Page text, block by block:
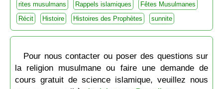
rites musulmans
Rappels islamiques
Fêtes Musulmanes
Récit
Histoire Histoires des Prophètes sunnite
Pour nous contacter ou poser des questions sur
la religion musulmane ou faire une demande de
cours gratuit de science islamique, veuillez nous